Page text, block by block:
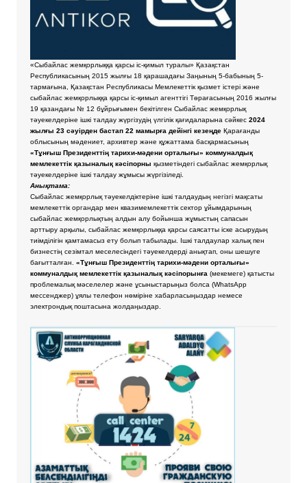
«Сыбайлас жемқорлыққа қарсы іс-қимыл туралы» Қазақстан
Республикасының 2015 жылғы 18 қарашадағы Заңының 5-бабының 5-
тармағына, Қазақстан Республикасы Мемлекеттік қызмет істері және
сыбайлас жемқорлыққа қарсы іс-қимыл агенттігі Төрағасының 2016 жылғы
19 қазандағы № 12 бұйрығымен бекітілген Сыбайлас жемқорлық
тәуекелдеріне ішкі талдау жүргізудің үлгілік қағидаларына сәйкес2024
жылғы 23 сәуірден бастап 22 мамырға дейінгі кезеңде Қарағанды
облысының мәдениет, архивтер және құжаттама басқармасының
«Тұнғыш Президенттің тарихи-мәдени орталығы» коммуналдық
мемлекеттік қазыналық кәсіпорны қызметіндегі сыбайлас жемқорлық
тәуекелдеріне ішкі талдау жұмысы жүргізіледі.
Анықтама:
Сыбайлас жемқорлық тәуекелдіктеріне ішкі талдаудың негізгі мақсаты
мемлекеттік органдар мен квазимемлекеттік сектор ұйымдарының
сыбайлас жемқорлықтың алдын алу бойынша жұмыстың сапасын
арттыру арқылы, сыбайлас жемқорлыққа қарсы саясатты іске асырудың
тиімділігін қамтамасыз ету болып табылады. Ішкі талдаулар халық пен
бизнестің сезімтал меселесіндегі тәуекелдерді анықтап, оны шешуге
бағытталған. «Тұнғыш Президенттің тарихи-мәдени орталығы»
коммуналдық мемлекеттік қазыналық кәсіпорынға(мекемеге) қатысты
проблемалық мәселелер және ұсыныстарыңыз болса (WhatsApp
мессенджер) ұялы телефон нөміріне хабарласыңыздар немесе
электрондық поштасына жолдаңыздар.